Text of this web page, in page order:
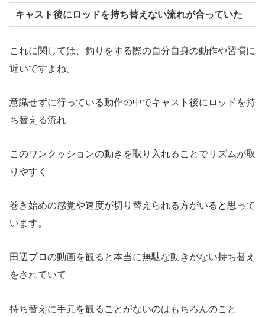
キャスト後にロッドを持ち替えない流れが合っていた
これに関しては、釣りをする際の自分自身の動作や習慣に
近いですよね。
意識せずに行っている動作の中でキャスト後にロッドを持
ち替える流れ
このワンクッションの動きを取り入れることでリズムが取
りやすく
巻き始めの感覚や速度が切り替えられる方がいると思って
います。
田辺プロの動画を観ると本当に無駄な動きがない持ち替え
をされていて
持ち替えに手元を観ることがないのはもちろんのこと